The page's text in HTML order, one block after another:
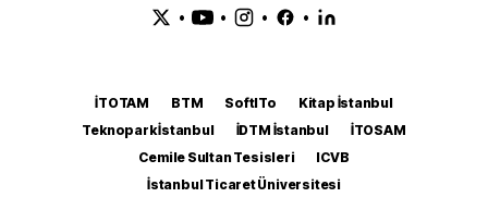
• • • •
İTOTAM BTM SoftITo
Kitap İstanbul
Teknopark İstanbul
İDTM İstanbul
İTOSAM
Cemile Sultan Tesisleri
ICVB
İstanbul Ticaret Üniversitesi